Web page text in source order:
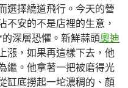
選擇繞道飛行。今天的營
不安的不是店裡的生意，
深層恐懼。新鮮蒜頭奧迪
漲，如果再這樣下去，他
繼。他拿著一把被磨得光
缸底撈起一坨濃稠的、顏